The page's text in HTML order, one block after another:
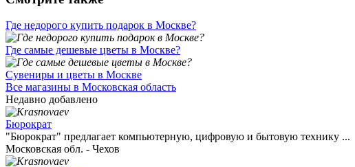
Где недорого купить подарок в Москве?
Где самые дешевые цветы в Москве?
Сувениры и цветы в Москве
Все магазины в Московская область
Недавно добавлено
Бюрократ
"Бюрократ" предлагает компьютерную, цифровую и бытовую технику ...
Московская обл. - Чехов